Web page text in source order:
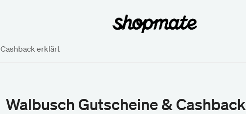
Cashback erklärt
Walbusch Gutscheine & Cashback